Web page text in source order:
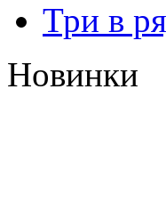
Три в
Новинки